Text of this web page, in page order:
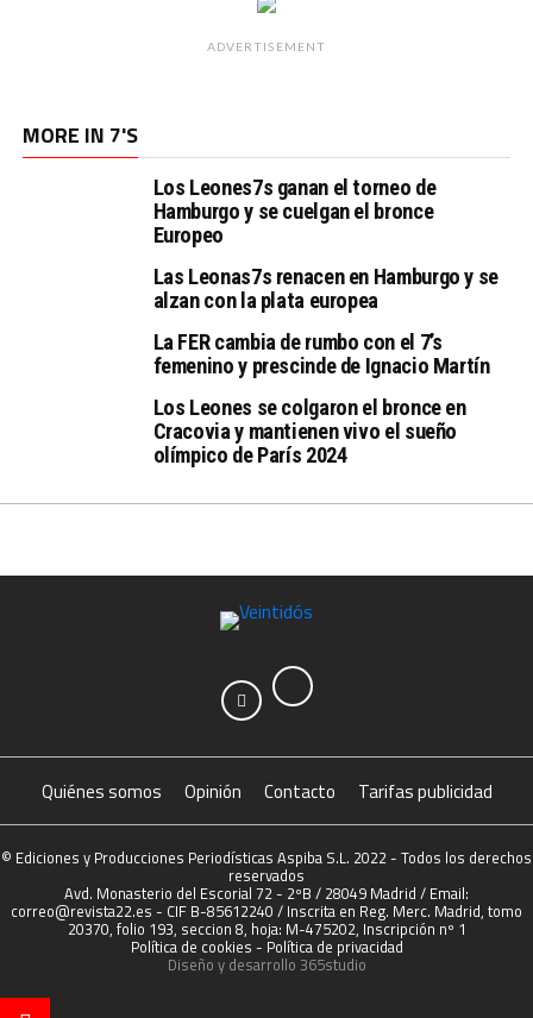
ADVERTISEMENT
MORE IN 7'S
Los Leones7s ganan el torneo de
Hamburgo y se cuelgan el bronce
Europeo
Las Leonas7s renacen en Hamburgo y se
alzan con la plata europea
La FER cambia de rumbo con el 7’s
femenino y prescinde de Ignacio Martín
Los Leones se colgaron el bronce en
Cracovia y mantienen vivo el sueño
olímpico de París 2024
Quiénes somos Opinión Contacto Tarifas publicidad
© Ediciones y Producciones Periodísticas Aspiba S.L. 2022 - Todos los derechos
reservados
Avd. Monasterio del Escorial 72 - 2ºB / 28049 Madrid / Email:
correo@revista22.es - CIF B-85612240 / Inscrita en Reg. Merc. Madrid, tomo
20370, folio 193, seccion 8, hoja: M-475202, Inscripción nº 1
Política de cookies - Política de privacidad
Diseño y desarrollo 365studio